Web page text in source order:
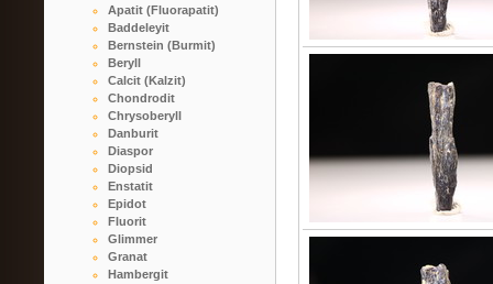
Apatit (Fluorapatit)
Baddeleyit
Bernstein (Burmit)
Beryll
Calcit (Kalzit)
Chondrodit
Chrysoberyll
Danburit
Diaspor
Diopsid
Enstatit
Epidot
Fluorit
Glimmer
Granat
Hambergit